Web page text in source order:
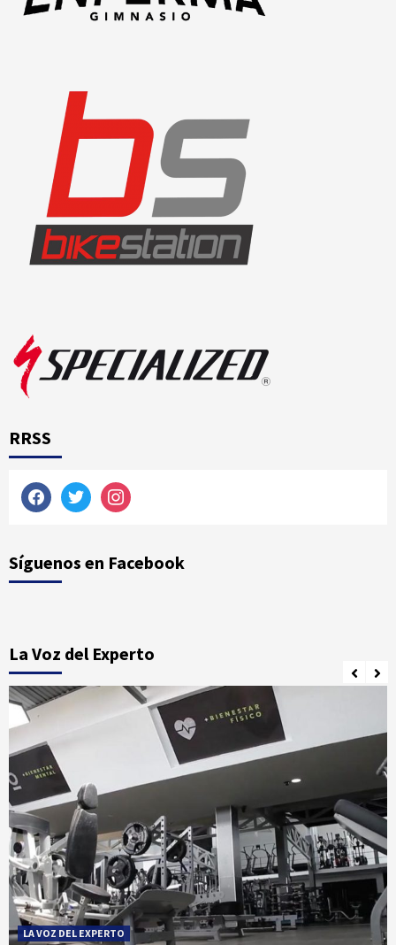
RRSS
facebooktwitterinstagram
Síguenos en Facebook
La Voz del Experto
LA VOZ DEL EXPERTO